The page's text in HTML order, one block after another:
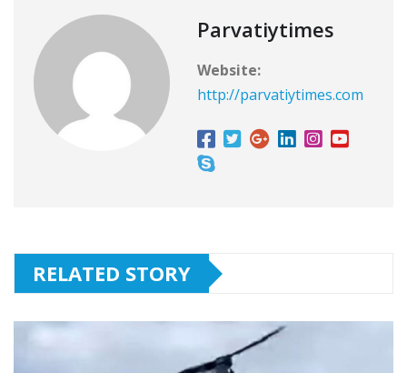
Parvatiytimes
Website:
http://parvatiytimes.com
RELATED STORY